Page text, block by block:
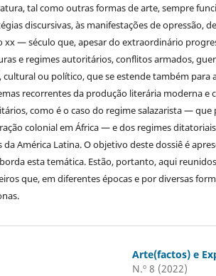
tal como outras formas de arte, sempre
discursivas, às manifestações de
xx — século que, apesar do extraordinário
e regimes autoritários, conflitos armados,
cultural ou político, que se estende também
recorrentes da produção literária moderna
como é o caso do regime salazarista —
colonial em África — e dos regimes
da América Latina. O objetivo deste dossiê é
esta temática. Estão, portanto, aqui
que, em diferentes épocas e por diversas
Arte(factos) e
N.º 8 (2022)